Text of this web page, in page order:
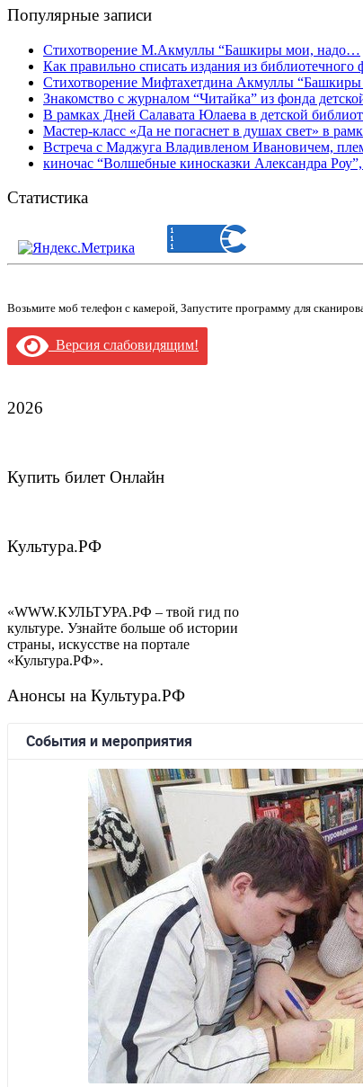
Популярные записи
Стихотворение М.Акмуллы “Башкиры мои, надо…
Как правильно списать издания из
Стихотворение Мифтахетдина Акмуллы
Знакомство с журналом “Читайка” из фонда
В рамках Дней Салавата Юлаева в детской
Мастер-класс «Да не погаснет в душах свет» в
Встреча с Маджуга Владивленом Ивановичем,
киночас “Волшебные киносказки Александра
Статистика
Возьмите моб телефон с камерой, Запустите программу для
Версия слабовидящим!
2026
Купить билет Онлайн
Культура.РФ
«WWW.КУЛЬТУРА.РФ – твой гид по
культуре. Узнайте больше об истории
страны, искусстве на портале
«Культура.РФ».
Анонсы на Культура.РФ